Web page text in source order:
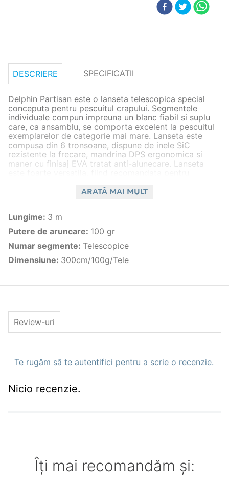
DESCRIERE SPECIFICATII
Delphin Partisan este o lanseta telescopica special
conceputa pentru pescuitul crapului. Segmentele
individuale compun impreuna un blanc fiabil si suplu
care, ca ansamblu, se comporta excelent la pescuitul
exemplarelor de categorie mai mare. Lanseta este
compusa din 6 tronsoane, dispune de inele SiC
rezistente la frecare, mandrina DPS ergonomica si
maner cu finisaj EVA tratat anti-alunecare. Lanseta
Lungime: 3m
Putere de aruncare: 100g
Lungime de transport: 89cm
Numar tronsoane: 6
Diametrul blancului deasupra manerului: 18mm
Maner: segmentat, finisaj EVA
lansetei pana la mijlocul suportului): 53cm
Numar inele: 5
Greutate: 260g
ARATĂ MAI MULT
Lungime: 3 m
Putere de aruncare: 100 gr
Numar segmente: Telescopice
Dimensiune: 300cm/100g/Tele
Review-uri
Te rugăm să te autentifici pentru a scrie o recenzie.
Nicio recenzie.
Îți mai recomandăm și: